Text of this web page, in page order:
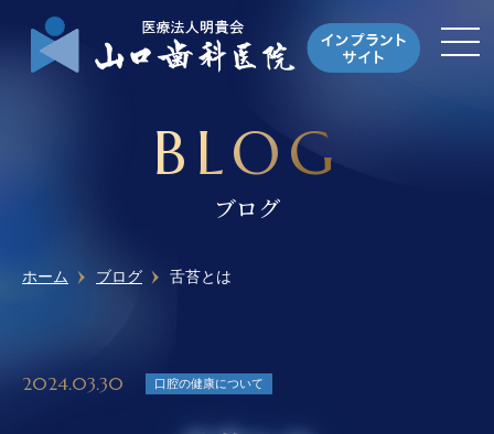
BLOG
ブログ
ホーム ブログ 舌苔とは
2024.03.30 口腔の健康について